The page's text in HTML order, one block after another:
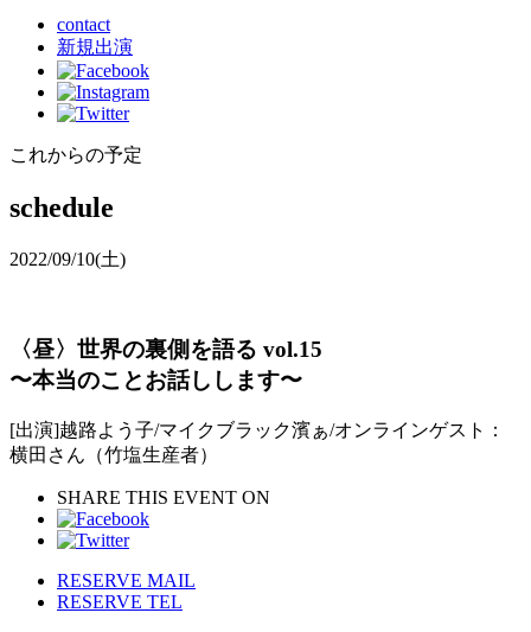
contact
新規出演
これからの予定
schedule
2022/09/10(土)
〈昼〉世界の裏側を語る vol.15
〜本当のことお話しします〜
[出演]越路よう子/マイクブラック濱ぁ/オンラインゲスト：
横田さん（竹塩生産者）
SHARE THIS EVENT ON
RESERVE MAIL
RESERVE TEL